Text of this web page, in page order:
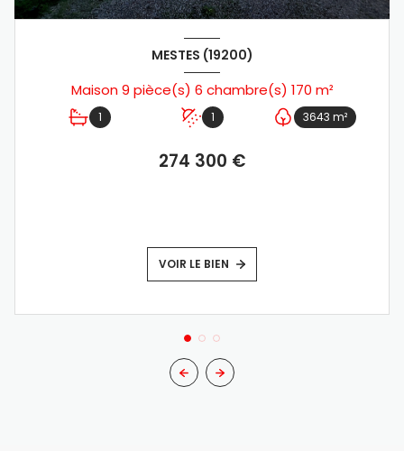
MESTES (19200)
Maison 9 pièce(s) 6 chambre(s) 170 m²
1 1 3643 m²
274 300 €
VOIR LE BIEN